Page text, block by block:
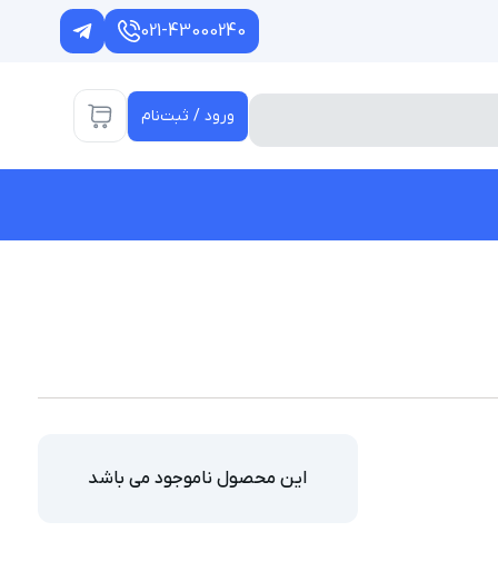
021-43000240
ورود / ثبت‌نام
این محصول ناموجود می باشد